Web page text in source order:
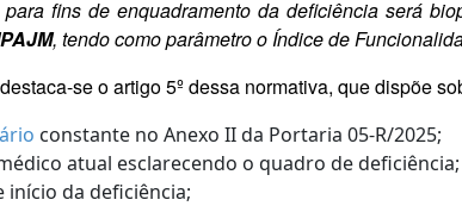
fins de enquadramento da deficiência será
, tendo como parâmetro o Índice de
se o artigo 5º dessa normativa, que dispõe
constante no Anexo II da Portaria 05-R/2025;
atual esclarecendo o quadro de deficiência;
início da deficiência;